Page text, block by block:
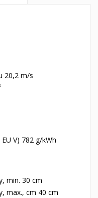
20,2 m/s
V) 782 g/kWh
min. 30 cm
max., cm 40 cm